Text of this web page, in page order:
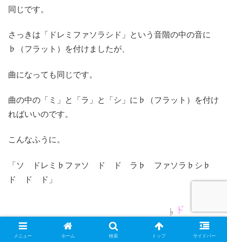
同じです。
さっきは「ドレミファソラシド」という音階の中の音に
♭（フラット）を付けましたが、
曲になっても同じです。
曲の中の「ミ」と「ラ」と「シ」に♭（フラット）を付け
ればいいのです。
こんなふうに。
「ソ ドレミ♭ファソ ド ド ラ♭ ファソラ♭シ♭
ド ド ド」
メニュー ホーム 検索 トップ サイドバー